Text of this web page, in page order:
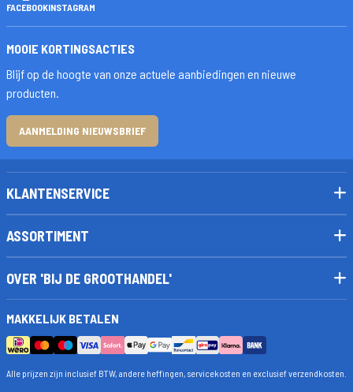
FACEBOOKINSTAGRAM
MOOIE KORTINGSACTIES
Blijf op de hoogte van onze actuele aanbiedingen en nieuwe
producten.
AANMELDING NIEUWSBRIEF
KLANTENSERVICE
ASSORTIMENT
OVER 'BIJ DE GROOTHANDEL'
MAKKELIJK BETALEN
Alle prijzen zijn inclusief BTW, andere heffingen, servicekosten en exclusief verzendkosten.